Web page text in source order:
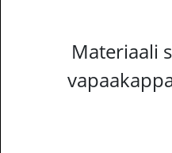
Materiaali